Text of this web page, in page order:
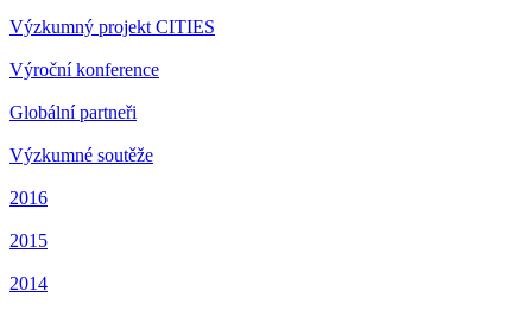
Výzkumný projekt CITIES
Výroční konference
Globální partneři
Výzkumné soutěže
2016
2015
2014